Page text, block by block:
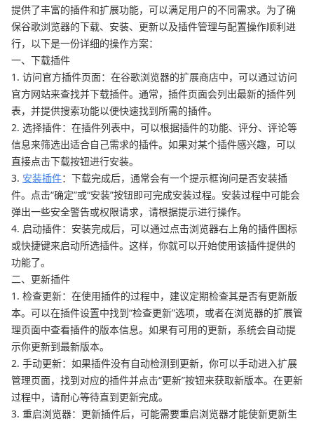
提供了丰富的插件和扩展功能，可以满足用户的不同需求。为了确
保谷歌浏览器的下载、安装、更新以及插件管理与配置操作顺利进
行，以下是一份详细的操作方案：
一、下载插件
1. 访问官方插件页面：在谷歌浏览器的扩展商店中，可以通过访问
官方网站来查找并下载插件。通常，插件页面会列出最新的插件列
表，并提供搜索功能以便快速找到所需的插件。
2. 选择插件：在插件列表中，可以根据插件的功能、评分、评论等
信息来筛选出适合自己需求的插件。如果对某个插件感兴趣，可以
直接点击下载按钮进行安装。
3. 安装插件：下载完成后，通常会有一个提示框询问是否安装插
件。点击“确定”或“安装”按钮即可完成安装过程。安装过程中可能会
弹出一些安全警告或权限请求，请根据提示进行操作。
4. 启动插件：安装完成后，可以通过点击浏览器右上角的插件图标
或快捷键来启动所选插件。这样，你就可以开始使用该插件提供的
功能了。
二、更新插件
1. 检查更新：在使用插件的过程中，建议定期检查其是否有更新版
本。可以在插件设置中找到“检查更新”选项，或者在浏览器的扩展管
理页面中查看插件的版本信息。如果有可用的更新，系统会自动提
示你更新到最新版本。
2. 手动更新：如果插件没有自动检测到更新，你可以手动进入扩展
管理页面，找到对应的插件并点击“更新”按钮来获取新版本。在更新
过程中，请耐心等待直到更新完成。
3. 重启浏览器：更新插件后，可能需要重启浏览器才能使新更新生